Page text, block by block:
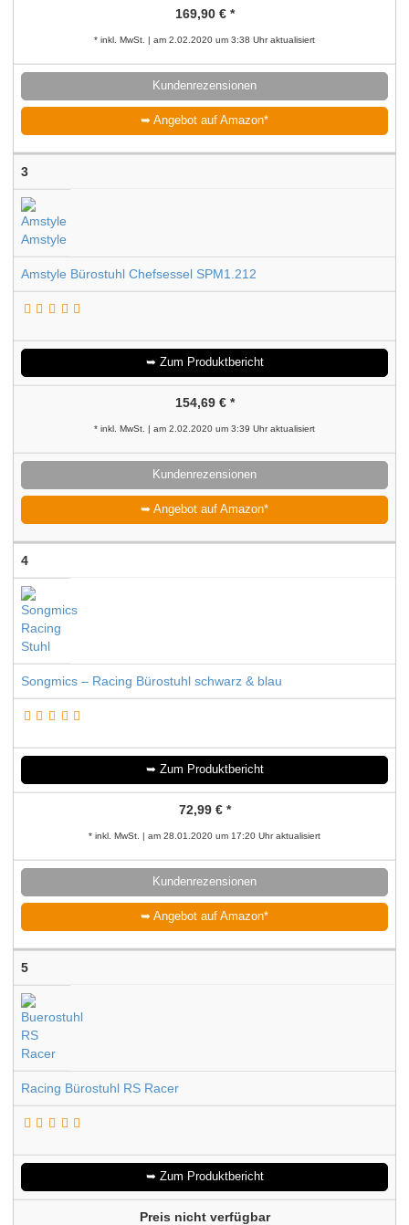
169,90 € *
* inkl. MwSt. | am 2.02.2020 um 3:38 Uhr aktualisiert
Kundenrezensionen
➥ Angebot auf Amazon*
3
Amstyle Bürostuhl Chefsessel SPM1.212
➥ Zum Produktbericht
154,69 € *
* inkl. MwSt. | am 2.02.2020 um 3:39 Uhr aktualisiert
Kundenrezensionen
➥ Angebot auf Amazon*
4
Songmics – Racing Bürostuhl schwarz & blau
➥ Zum Produktbericht
72,99 € *
* inkl. MwSt. | am 28.01.2020 um 17:20 Uhr aktualisiert
Kundenrezensionen
➥ Angebot auf Amazon*
5
Racing Bürostuhl RS Racer
➥ Zum Produktbericht
Preis nicht verfügbar